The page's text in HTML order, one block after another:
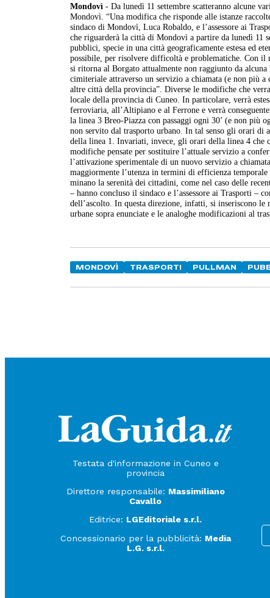
Mondovì- Da lunedì 11 settembre scatteranno alcune
Mondovì. “Una modifica che risponde alle istanze
sindaco di Mondovì, Luca Robaldo, e l’assessore ai
che riguarderà la città di Mondovì a partire da lunedì
pubblici, specie in una città geograficamente estesa ed
possibile, per risolvere difficoltà e problematiche. Con il
si ritorna al Borgato attualmente non raggiunto da
cimiteriale attraverso un servizio a chiamata (e non più a
altre città della provincia”. Diverse le modifiche che
locale della provincia di Cuneo. In particolare, verrà
ferroviaria, all’Altipiano e al Ferrone e verrà
la linea 3 Breo-Piazza con passaggi ogni 30’ (e non più
non servito dal trasporto urbano. In tal senso gli orari di
della linea 1. Invariati, invece, gli orari della linea 4 che
modifiche pensate per sostituire l’attuale servizio a
l’attivazione sperimentale di un nuovo servizio a
maggiormente l’utenza in termini di efficienza
minano la serenità dei cittadini, come nel caso delle
– hanno concluso il sindaco e l’assessore ai Trasporti –
dell’ascolto. In questa direzione, infatti, si inseriscono
urbane sopra enunciate e le analoghe modificazioni al
MONDOVÌ TRASPORTI PULLMAN
Testata d'informazione in Cuneo e
provincia
Direttore responsabile: Massimiliano
Cavallo
Editrice: LGEditoriale s.r.l.
Concessionario per la pubblicità: Media
L.G. s.r.l.